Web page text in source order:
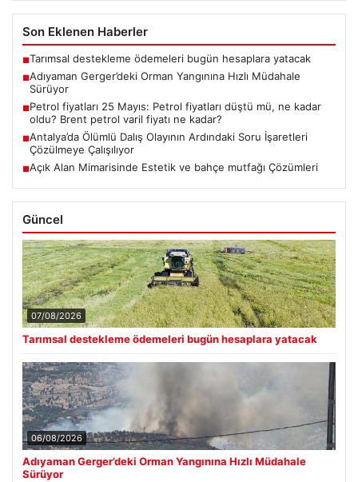
Son Eklenen Haberler
■Tarımsal destekleme ödemeleri bugün hesaplara yatacak
■Adıyaman Gerger’deki Orman Yangınına Hızlı Müdahale
Sürüyor
■Petrol fiyatları 25 Mayıs: Petrol fiyatları düştü mü, ne kadar
oldu? Brent petrol varil fiyatı ne kadar?
■Antalya’da Ölümlü Dalış Olayının Ardındaki Soru İşaretleri
Çözülmeye Çalışılıyor
■Açık Alan Mimarisinde Estetik ve bahçe mutfağı Çözümleri
Güncel
07/08/2026
Tarımsal destekleme ödemeleri bugün hesaplara yatacak
06/08/2026
Adıyaman Gerger’deki Orman Yangınına Hızlı Müdahale
Sürüyor